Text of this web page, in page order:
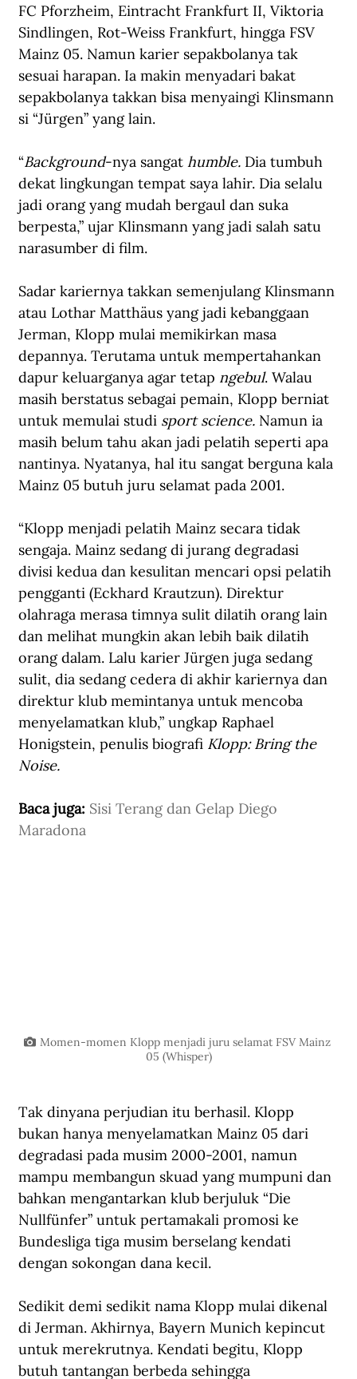
FC Pforzheim, Eintracht Frankfurt II, Viktoria
Sindlingen, Rot-Weiss Frankfurt, hingga FSV
Mainz 05. Namun karier sepakbolanya tak
sesuai harapan. Ia makin menyadari bakat
sepakbolanya takkan bisa menyaingi Klinsmann
si “Jürgen” yang lain.
“Background-nya sangat humble. Dia tumbuh
dekat lingkungan tempat saya lahir. Dia selalu
jadi orang yang mudah bergaul dan suka
berpesta,” ujar Klinsmann yang jadi salah satu
narasumber di film.
Sadar kariernya takkan semenjulang Klinsmann
atau Lothar Matthäus yang jadi kebanggaan
Jerman, Klopp mulai memikirkan masa
depannya. Terutama untuk mempertahankan
dapur keluarganya agar tetap ngebul. Walau
masih berstatus sebagai pemain, Klopp berniat
untuk memulai studi sport science. Namun ia
masih belum tahu akan jadi pelatih seperti apa
nantinya. Nyatanya, hal itu sangat berguna kala
Mainz 05 butuh juru selamat pada 2001.
“Klopp menjadi pelatih Mainz secara tidak
sengaja. Mainz sedang di jurang degradasi
divisi kedua dan kesulitan mencari opsi pelatih
pengganti (Eckhard Krautzun). Direktur
olahraga merasa timnya sulit dilatih orang lain
dan melihat mungkin akan lebih baik dilatih
orang dalam. Lalu karier Jürgen juga sedang
sulit, dia sedang cedera di akhir kariernya dan
direktur klub memintanya untuk mencoba
menyelamatkan klub,” ungkap Raphael
Honigstein, penulis biografi Klopp: Bring the
Noise.
Baca juga: Sisi Terang dan Gelap Diego
Maradona
Momen-momen Klopp menjadi juru selamat FSV Mainz
05 (Whisper)
Tak dinyana perjudian itu berhasil. Klopp
bukan hanya menyelamatkan Mainz 05 dari
degradasi pada musim 2000-2001, namun
mampu membangun skuad yang mumpuni dan
bahkan mengantarkan klub berjuluk “Die
Nullfünfer” untuk pertamakali promosi ke
Bundesliga tiga musim berselang kendati
dengan sokongan dana kecil.
Sedikit demi sedikit nama Klopp mulai dikenal
di Jerman. Akhirnya, Bayern Munich kepincut
untuk merekrutnya. Kendati begitu, Klopp
butuh tantangan berbeda sehingga